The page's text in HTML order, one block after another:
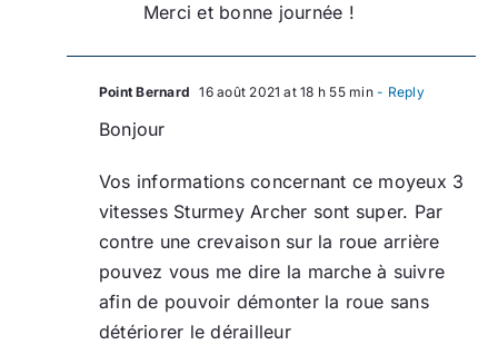
Merci et bonne journée !
Point Bernard 16 août 2021 at 18 h 55 min- Reply
Bonjour
Vos informations concernant ce moyeux 3
vitesses Sturmey Archer sont super. Par
contre une crevaison sur la roue arrière
pouvez vous me dire la marche à suivre
afin de pouvoir démonter la roue sans
détériorer le dérailleur